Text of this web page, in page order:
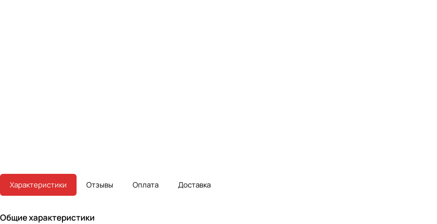
Характеристики Отзывы Оплата Доставка
Общие характеристики